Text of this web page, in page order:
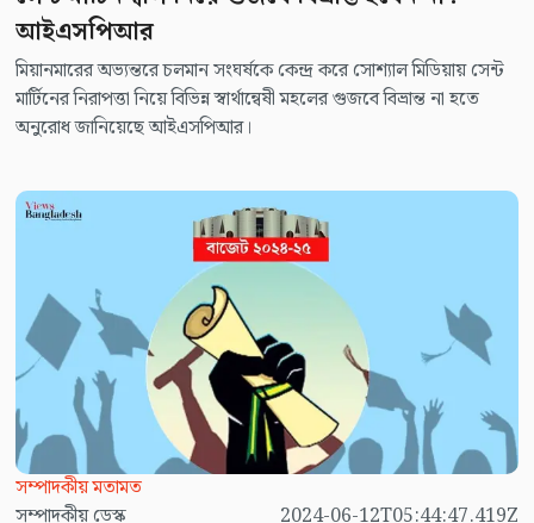
আইএসপিআর
মিয়ানমারের অভ্যন্তরে চলমান সংঘর্ষকে কেন্দ্র করে সোশ্যাল মিডিয়ায় সেন্ট
মার্টিনের নিরাপত্তা নিয়ে বিভিন্ন স্বার্থান্বেষী মহলের গুজবে বিভ্রান্ত না হতে
অনুরোধ জানিয়েছে আইএসপিআর।
সম্পাদকীয় মতামত
সম্পাদকীয় ডেস্ক
2024-06-12T05:44:47.419Z